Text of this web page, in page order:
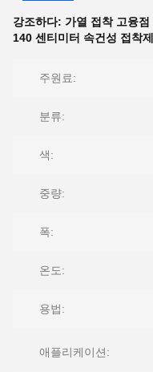
강조하다: 가열 접착 고융점
140 센티미터 속건성 접착
주원료:
분류:
색:
중량:
폭:
온도:
용법:
애플리케이션: